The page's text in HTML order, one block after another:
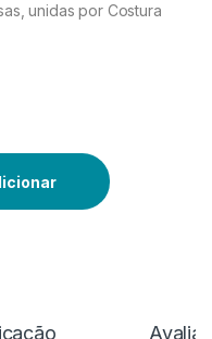
unidas por Costura